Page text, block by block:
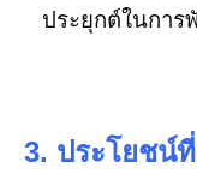
ประยุกต์ในกา
3. ประโยชน์